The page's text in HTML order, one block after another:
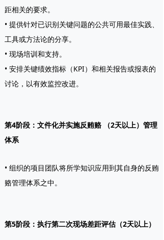
距相关的要求。
• 提供针对已识别关键问题的公共可用最佳实践、
工具或方法论的分享。
• 现场培训和支持。
• 安排关键绩效指标（KPI）和相关报告或报表的
讨论，以有效监控改进。
第4阶段：文件化并实施反贿赂 （2天以上）管理
体系
• 组织的项目团队将所学知识应用到其自身的反贿
赂管理体系之中。
第5阶段：执行第二次现场差距评估（2天以上）